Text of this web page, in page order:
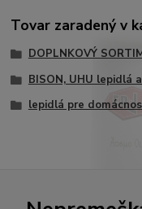
Tovar zaradený v
DOPLNKOVÝ
BISON, UHU lepidlá
lepidlá pre